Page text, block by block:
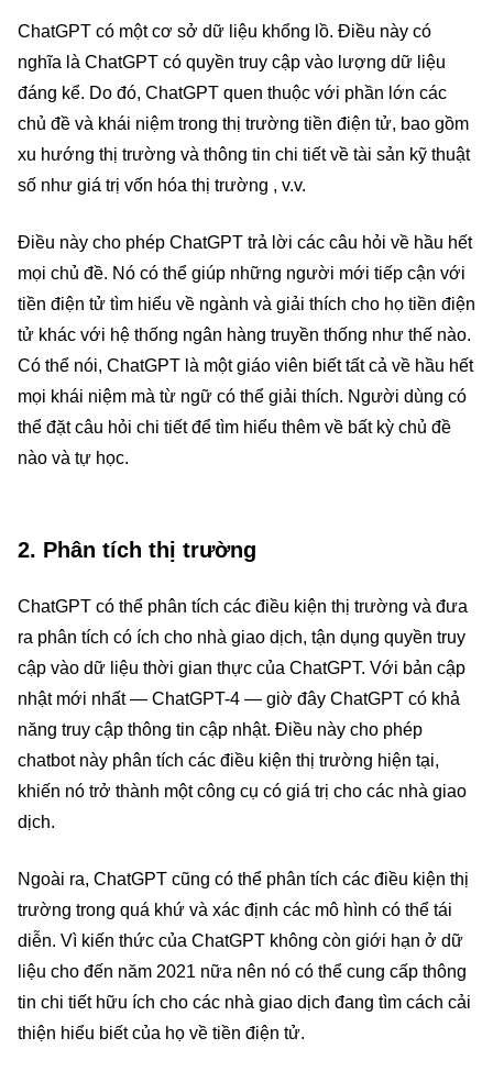
ChatGPT có một cơ sở dữ liệu khổng lồ. Điều này có
nghĩa là ChatGPT có quyền truy cập vào lượng dữ liệu
đáng kể. Do đó, ChatGPT quen thuộc với phần lớn các
chủ đề và khái niệm trong thị trường tiền điện tử, bao gồm
xu hướng thị trường và thông tin chi tiết về tài sản kỹ thuật
số như giá trị vốn hóa thị trường , v.v.
Điều này cho phép ChatGPT trả lời các câu hỏi về hầu hết
mọi chủ đề. Nó có thể giúp những người mới tiếp cận với
tiền điện tử tìm hiểu về ngành và giải thích cho họ tiền điện
tử khác với hệ thống ngân hàng truyền thống như thế nào.
Có thể nói, ChatGPT là một giáo viên biết tất cả về hầu hết
mọi khái niệm mà từ ngữ có thể giải thích. Người dùng có
thể đặt câu hỏi chi tiết để tìm hiểu thêm về bất kỳ chủ đề
nào và tự học.
2. Phân tích thị trường
ChatGPT có thể phân tích các điều kiện thị trường và đưa
ra phân tích có ích cho nhà giao dịch, tận dụng quyền truy
cập vào dữ liệu thời gian thực của ChatGPT. Với bản cập
nhật mới nhất — ChatGPT-4 — giờ đây ChatGPT có khả
năng truy cập thông tin cập nhật. Điều này cho phép
chatbot này phân tích các điều kiện thị trường hiện tại,
khiến nó trở thành một công cụ có giá trị cho các nhà giao
dịch.
Ngoài ra, ChatGPT cũng có thể phân tích các điều kiện thị
trường trong quá khứ và xác định các mô hình có thể tái
diễn. Vì kiến thức của ChatGPT không còn giới hạn ở dữ
liệu cho đến năm 2021 nữa nên nó có thể cung cấp thông
tin chi tiết hữu ích cho các nhà giao dịch đang tìm cách cải
thiện hiểu biết của họ về tiền điện tử.